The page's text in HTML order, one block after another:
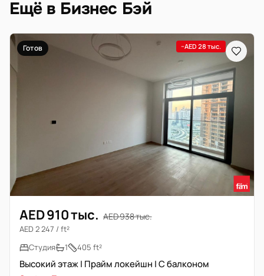
Ещё в Бизнес Бэй
Готов −AED 28 тыс.
AED 910 тыс. AED 938 тыс.
AED 2 247 / ft²
Студия
1 405 ft²
Высокий этаж | Прайм локейшн | С балконом